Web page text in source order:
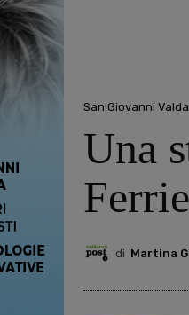
San Giovanni
Una
di Martina